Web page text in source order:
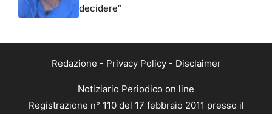
decidere”
Redazione - Privacy Policy- Disclaimer
Notiziario Periodico on line
Registrazione n° 110 del 17 febbraio 2011 presso il